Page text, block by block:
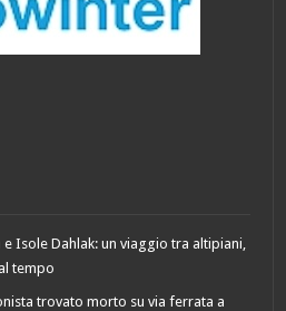
e Isole Dahlak: un viaggio tra altipiani,
tempo
trovato morto su via ferrata a